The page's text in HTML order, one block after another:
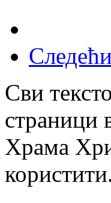
Следећи
Сви
страници
Храма